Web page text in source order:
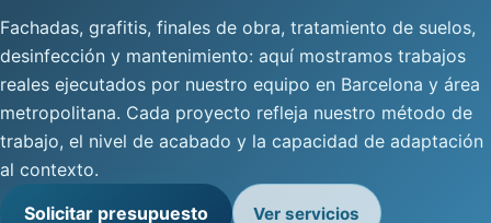
Fachadas, grafitis, finales de obra, tratamiento de suelos,
desinfección y mantenimiento: aquí mostramos trabajos
reales ejecutados por nuestro equipo en Barcelona y área
metropolitana. Cada proyecto refleja nuestro método de
trabajo, el nivel de acabado y la capacidad de adaptación
al contexto.
Solicitar presupuesto
Ver servicios